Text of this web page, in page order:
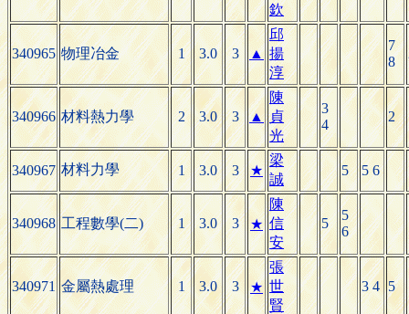
欽
340965 物理冶金 1 3.0 3 ▲
邱
揚
淳
7
8
340966 材料熱力學 2 3.0 3 ▲
陳
貞
光
3
4
2
340967 材料力學 1 3.0 3 ★
梁
誠
5 5 6
340968 工程數學(二) 1 3.0 3 ★
陳
信
安
5
5
6
340971 金屬熱處理 1 3.0 3 ★
張
世
賢
3 4 5